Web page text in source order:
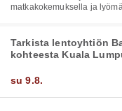
matkakokemuksella ja
Tarkista lentoyhtiön
kohteesta Kuala
su 9.8.